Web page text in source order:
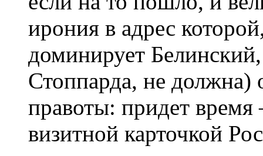
ирония в адрес
доминирует
Стоппарда, не должна)
правоты: придет время
визитной карточкой